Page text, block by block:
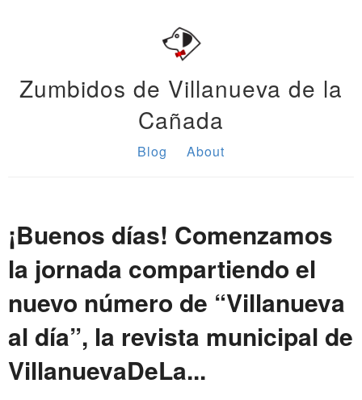
Zumbidos de Villanueva de la
Cañada
Blog About
¡Buenos días! Comenzamos
la jornada compartiendo el
nuevo número de “Villanueva
al día”, la revista municipal de
VillanuevaDeLa...